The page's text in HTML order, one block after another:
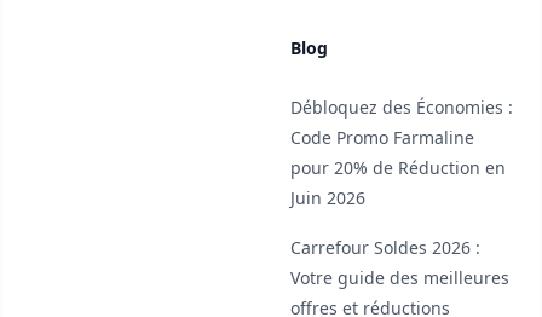
Blog
Débloquez des Économies :
Code Promo Farmaline
pour 20% de Réduction en
Juin 2026
Carrefour Soldes 2026 :
Votre guide des meilleures
offres et réductions